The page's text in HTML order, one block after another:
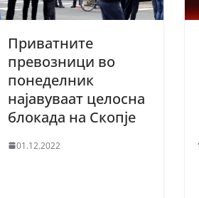
Приватните
превозници во
понеделник
најавуваат целосна
блокада на Скопје
01.12.2022